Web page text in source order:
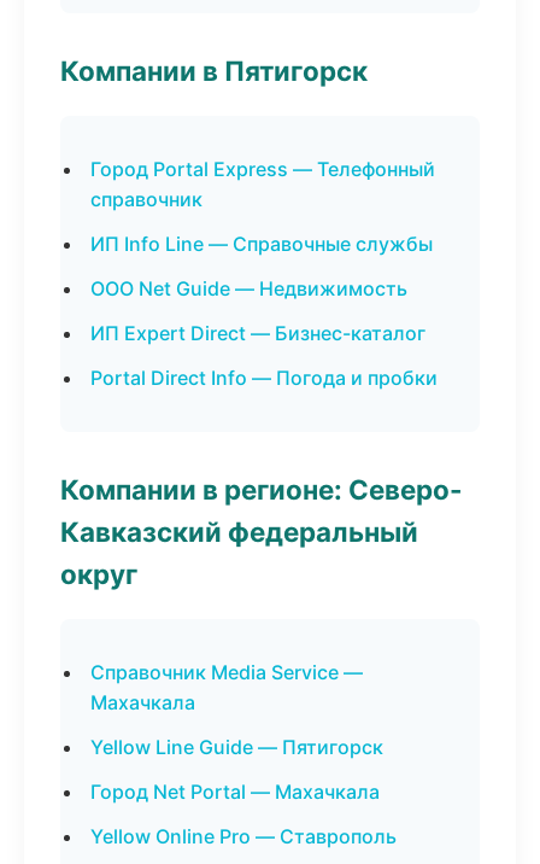
Компании в Пятигорск
Город Portal Express — Телефонный
справочник
ИП Info Line — Справочные службы
ООО Net Guide — Недвижимость
ИП Expert Direct — Бизнес-каталог
Portal Direct Info — Погода и пробки
Компании в регионе: Северо-
Кавказский федеральный
округ
Справочник Media Service —
Махачкала
Yellow Line Guide — Пятигорск
Город Net Portal — Махачкала
Yellow Online Pro — Ставрополь